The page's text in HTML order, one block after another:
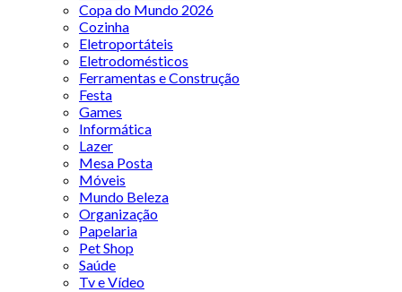
Copa do Mundo 2026
Cozinha
Eletroportáteis
Eletrodomésticos
Ferramentas e Construção
Festa
Games
Informática
Lazer
Mesa Posta
Móveis
Mundo Beleza
Organização
Papelaria
Pet Shop
Saúde
Tv e Vídeo